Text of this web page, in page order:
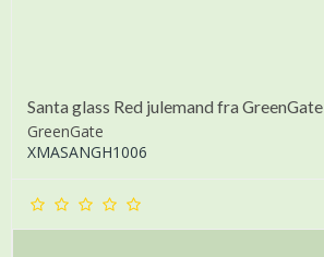
Santa glass Red julemand fra GreenGate
GreenGate
XMASANGH1006